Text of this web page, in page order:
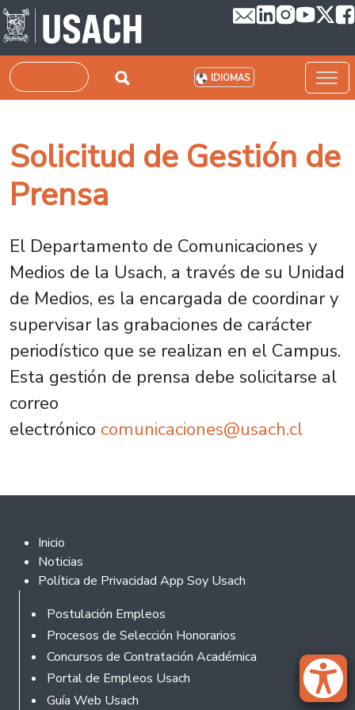
Pasar al contenido principal
Buscar IDIOMAS
Solicitud de Gestión de
Prensa
El Departamento de Comunicaciones y
Medios de la Usach, a través de su Unidad
de Medios, es la encargada de coordinar y
supervisar las grabaciones de carácter
periodístico que se realizan en el Campus.
Esta gestión de prensa debe solicitarse al
correo
electrónico comunicaciones@usach.cl
Footer 2
Inicio
Noticias
Política de Privacidad App Soy Usach
Footer
Postulación Empleos
Procesos de Selección Honorarios
Concursos de Contratación Académica
Portal de Empleos Usach
Guía Web Usach